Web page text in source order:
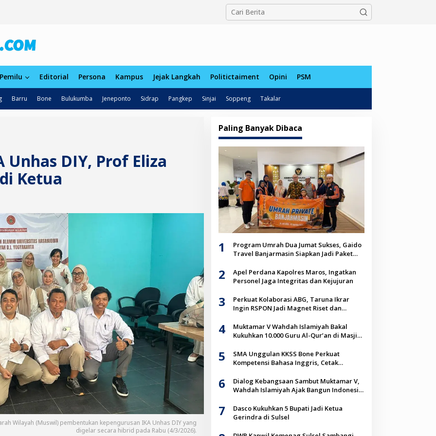
Pemilu Editorial Persona Kampus Jejak Langkah Politictaiment Opini PSM
Barru Bone Bulukumba Jeneponto Sidrap Pangkep Sinjai Soppeng Takalar
DIY, Prof Eliza
Ketua
Wilayah (Muswil) pembentukan kepengurusan IKA Unhas DIY yang
digelar secara hibrid pada Rabu (4/3/2026).
Paling Banyak Dibaca
1
Program Umrah Dua Jumat Sukses, Gaido
Travel Banjarmasin Siapkan Jadi Paket
2
Apel Perdana Kapolres Maros, Ingatkan
Personel Jaga Integritas dan Kejujuran
3
Perkuat Kolaborasi ABG, Taruna Ikrar
Ingin RSPON Jadi Magnet Riset dan
4
Muktamar V Wahdah Islamiyah Bakal
Kukuhkan 10.000 Guru Al-Qur’an di Masjid
5
SMA Unggulan KKSS Bone Perkuat
Kompetensi Bahasa Inggris, Cetak
6
Dialog Kebangsaan Sambut Muktamar V,
Wahdah Islamiyah Ajak Bangun Indonesia
7
Dasco Kukuhkan 5 Bupati Jadi Ketua
Gerindra di Sulsel